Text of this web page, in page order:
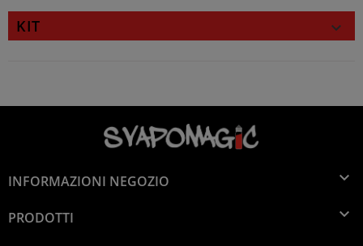
KIT 
INFORMAZIONI NEGOZIO 
PRODOTTI 